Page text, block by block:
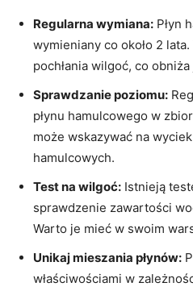
Regularna wymiana: Płyn
wymieniany co około 2
pochłania wilgoć, ⁤co
Sprawdzanie poziomu:
płynu hamulcowego w
‌może⁢ wskazywać‍ na
hamulcowych.
Test na wilgoć: Istnieją
sprawdzenie zawartości
Warto je mieć w swoim
Unikaj mieszania płynów:
właściwościami w